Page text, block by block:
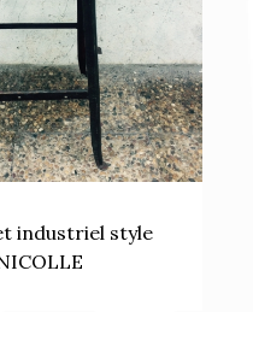
industriel style